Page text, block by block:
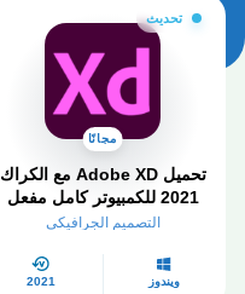
تحديث
مجانًا
تحميل Adobe XD مع الكراك
2021 للكمبيوتر كامل مفعل
برابط مباشر من ميديافاير
التصميم الجرافيكي
ويندوز 2021